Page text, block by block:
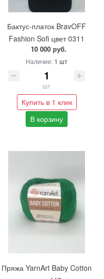
Бактус-платок BravOFF
Fashion Sofi цвет 0311
10 000 руб.
Наличие: 1 шт
шт
Купить в 1 клик
В корзину
Пряжа YarnArt Baby Cotton